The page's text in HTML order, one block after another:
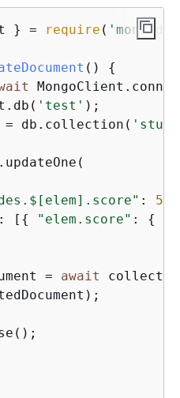
} = require ( 'mongodb'
( ) {
'test' );
db.collection(
: 5
: [ { "elem.score" : {
= await